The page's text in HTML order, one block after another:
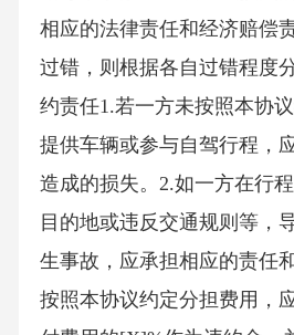
相应的法律责任和经济赔偿
过错，则根据各自过错程度
约责任1.若一方未按照本协
提供车辆或参与自驾行程，
造成的损失。2.如一方在行
目的地或违反交通规则等，
生事故，应承担相应的责任
按照本协议约定分担费用，